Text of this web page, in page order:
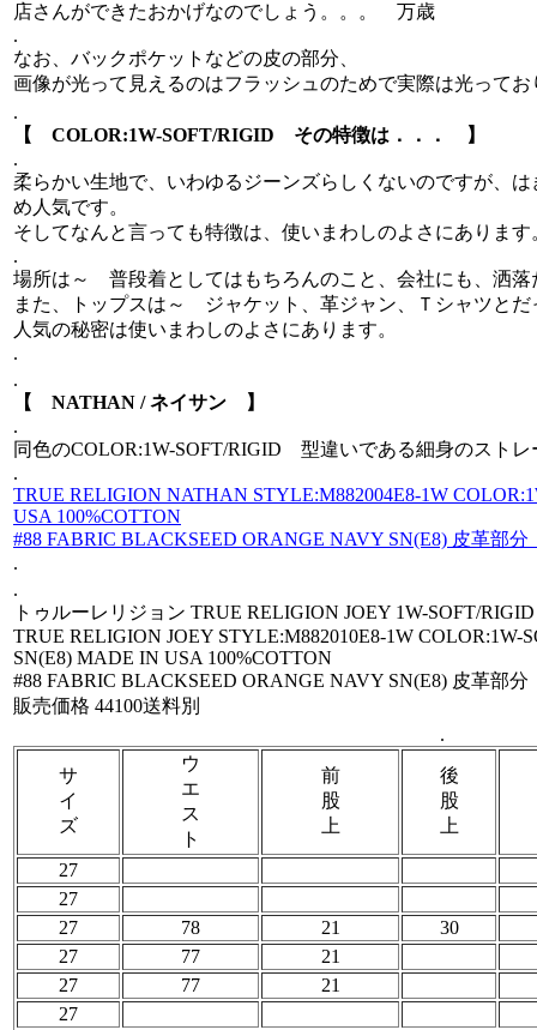
店さんができたおかげなのでしょう。。。 万歳
.
なお、バックポケットなどの皮の部分、
画像が光って見えるのはフラッシュのためで実際は光って
.
【 COLOR:1W-SOFT/RIGID その特徴は．．． 】
.
柔らかい生地で、いわゆるジーンズらしくないのですが、
め人気です。
そしてなんと言っても特徴は、使いまわしのよさにあります
.
場所は～ 普段着としてはもちろんのこと、会社にも、洒落
また、トップスは～ ジャケット、革ジャン、Ｔシャツとだ
人気の秘密は使いまわしのよさにあります。
.
.
【 NATHAN / ネイサン 】
.
同色のCOLOR:1W-SOFT/RIGID 型違いである細身のスト
.
TRUE RELIGION NATHAN STYLE:M882004E8-1W
USA 100%COTTON
#88 FABRIC BLACKSEED ORANGE NAVY SN(E8) 皮革部
.
.
トゥルーレリジョン TRUE RELIGION JOEY 1W-SOFT/
TRUE RELIGION JOEY STYLE:M882010E8-1W COLOR:1W-
SN(E8) MADE IN USA 100%COTTON
#88 FABRIC BLACKSEED ORANGE NAVY SN(E8) 皮革部
販売価格 44100送料別
.
サ
イ
ズ
ウ
エ
ス
ト
前
股
上
後
股
上
27
27
27
78 21
30
27
77
21
27
77
21
27